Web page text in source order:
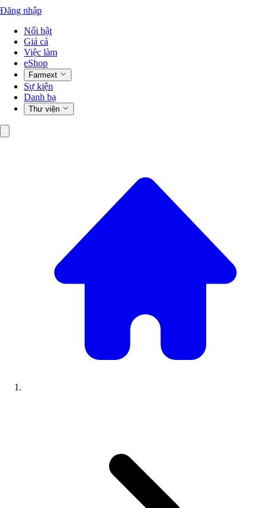
Đăng nhập
Nổi bật
Giá cả
Việc làm
eShop
Farmext
Sự kiện
Danh bạ
Thư viện